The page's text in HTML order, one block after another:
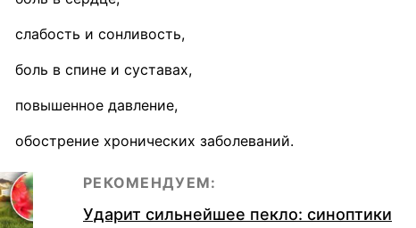
слабость и сонливость,
боль в спине и суставах,
повышенное давление,
обострение хронических заболеваний.
РЕКОМЕНДУЕМ:
Ударит сильнейшее пекло: синоптики